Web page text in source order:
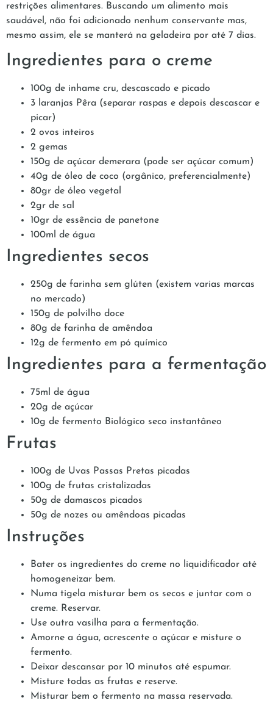
restrições alimentares. Buscando um alimento mais
saudável, não foi adicionado nenhum conservante mas,
mesmo assim, ele se manterá na geladeira por até 7 dias.
Ingredientes para o creme
100g de inhame cru, descascado e picado
3 laranjas Pêra (separar raspas e depois descascar e
picar)
2 ovos inteiros
2 gemas
150g de açúcar demerara (pode ser açúcar comum)
40g de óleo de coco (orgânico, preferencialmente)
80gr de óleo vegetal
2gr de sal
10gr de essência de panetone
100ml de água
Ingredientes secos
250g de farinha sem glúten (existem varias marcas
no mercado)
150g de polvilho doce
80g de farinha de amêndoa
12g de fermento em pó químico
Ingredientes para a fermentação
75ml de água
20g de açúcar
10g de fermento Biológico seco instantâneo
Frutas
100g de Uvas Passas Pretas picadas
100g de frutas cristalizadas
50g de damascos picados
50g de nozes ou amêndoas picadas
Instruções
Bater os ingredientes do creme no liquidificador até
homogeneizar bem.
Numa tigela misturar bem os secos e juntar com o
creme. Reservar.
Use outra vasilha para a fermentação.
Amorne a água, acrescente o açúcar e misture o
fermento.
Deixar descansar por 10 minutos até espumar.
Misture todas as frutas e reserve.
Misturar bem o fermento na massa reservada.